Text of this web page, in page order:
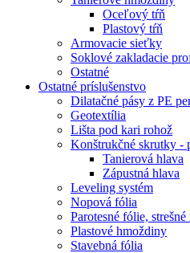
Oceľový tŕň
Plastový tŕň
Armovacie sieťky
Soklové zakladacie
Ostatné
Ostatné príslušenstvo
Dilatačné pásy z PE
Geotextília
Lišta pod kari rohož
Konštrukčné skrutky -
Tanierová hlava
Zápustná hlava
Leveling systém
Nopová fólia
Parotesné fólie,
Plastové hmoždiny
Stavebná fólia